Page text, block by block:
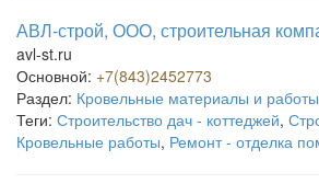
АВЛ-строй, ООО, строительная
avl-st.ru
Основной: +7(843)2452773
Раздел: Кровельные материалы и работы
Теги: Строительство дач - коттеджей,
Кровельные работы, Ремонт - отделка